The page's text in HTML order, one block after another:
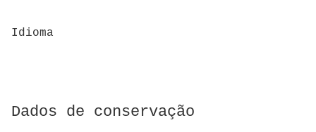
Idioma
Dados de conservação